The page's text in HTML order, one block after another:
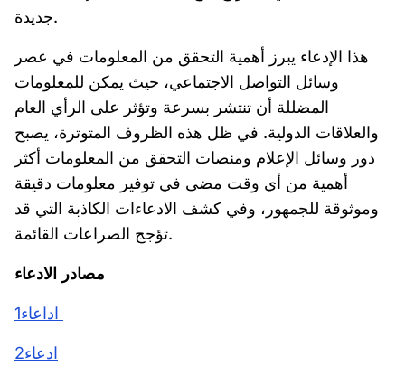
جديدة.
هذا الإدعاء يبرز أهمية التحقق من المعلومات في عصر
وسائل التواصل الاجتماعي، حيث يمكن للمعلومات
المضللة أن تنتشر بسرعة وتؤثر على الرأي العام
والعلاقات الدولية. في ظل هذه الظروف المتوترة، يصبح
دور وسائل الإعلام ومنصات التحقق من المعلومات أكثر
أهمية من أي وقت مضى في توفير معلومات دقيقة
وموثوقة للجمهور، وفي كشف الادعاءات الكاذبة التي قد
تؤجج الصراعات القائمة.
مصادر الادعاء
ادعاء2